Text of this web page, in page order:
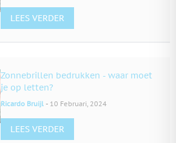
LEES VERDER
Zonnebrillen bedrukken - waar moet
je op letten?
Ricardo Bruijl - 10 Februari, 2024
LEES VERDER